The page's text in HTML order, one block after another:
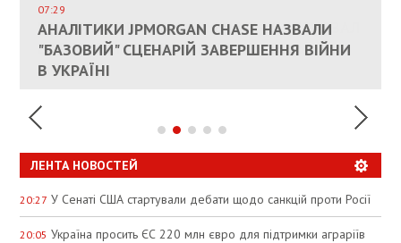
КАНДИДАТ В ПРЕМЬЕРЫ ПОЛЬШИ ПРИЗВАЛ
ЕС ПРЕКРАТИТЬ ВОЕННУЮ ПОМОЩЬ
УКРАИНЕ
07:29
АНАЛІТИКИ JPMORGAN CHASE НАЗВАЛИ
"БАЗОВИЙ" СЦЕНАРІЙ ЗАВЕРШЕННЯ ВІЙНИ
В УКРАЇНІ
СОСТОИТСЯ В БЛИЖАЙШЕЕ ВРЕМЯ, –
РЮТТЕ
ПАЛИВНИЙ РИНОК РОЗІГРІЛИ ШТУЧНО:
АНАЛІТИКИ ЗВИНУВАТИЛИ АЗС У
СПЕКУЛЯЦІЇ
ЛЕНТА НОВОСТЕЙ
20:27 У Сенаті США стартували дебати щодо санкцій проти Росії
20:05 Україна просить ЄС 220 млн євро для підтримки аграріїв